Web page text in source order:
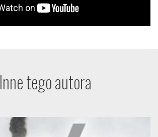
Inne tego autora